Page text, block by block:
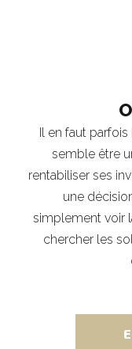
Il en faut
semble être
rentabiliser ses
une
simplement voir
chercher les